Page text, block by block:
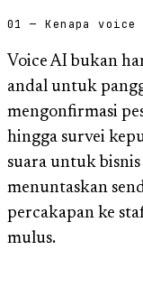
01 — Kenapa voice
Voice AI bukan
andal untuk
mengonfirmasi
hingga survei
suara untuk
menuntaskan
percakapan ke
mulus.